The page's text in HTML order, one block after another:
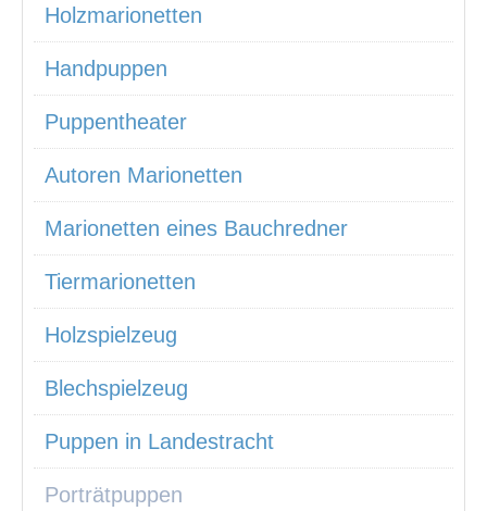
Holzmarionetten
Handpuppen
Puppentheater
Autoren Marionetten
Marionetten eines Bauchredner
Tiermarionetten
Holzspielzeug
Blechspielzeug
Puppen in Landestracht
Porträtpuppen